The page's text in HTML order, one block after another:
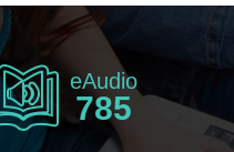
eAudio
785